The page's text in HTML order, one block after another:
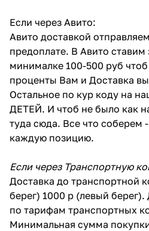
Если через Авито:
Авито доставкой
предоплате. В Авито ставим
минималке 100-500 руб чтоб
проценты Вам и Доставка
Остальное по кур коду на
ДЕТЕЙ. И чтоб не было как
туда сюда. Все что соберем
каждую позицию.
Если через Транспортную
Доставка до транспортной
берег) 1000 р (левый
по тарифам транспортных
Минимальная сумма